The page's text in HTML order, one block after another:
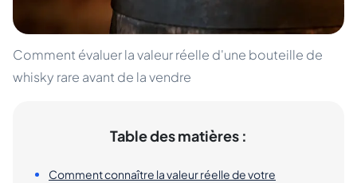
Comment évaluer la valeur réelle d'une bouteille de
whisky rare avant de la vendre
Table des matières :
Comment connaître la valeur réelle de votre